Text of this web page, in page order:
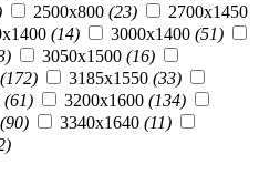
2500х800 (23)
2700x1450
(14) 3000x1400 (51)
3050х1500 (16)
(172) 3185х1550 (33)
(61) 3200х1600 (134)
(90) 3340х1640 (11)